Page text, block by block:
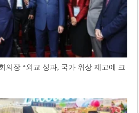
의장 “외교 성과, 국가 위상 제고에 크